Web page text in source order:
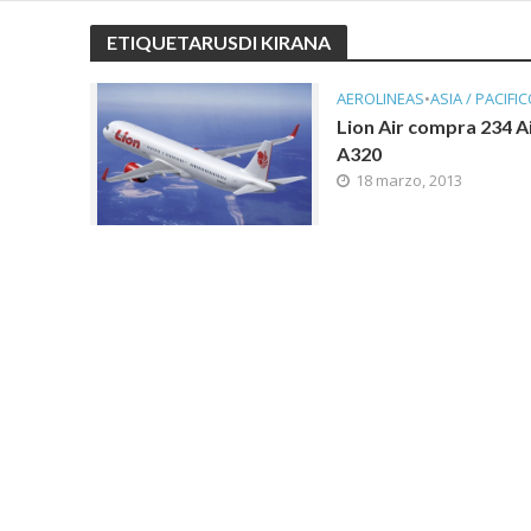
ETIQUETARUSDI KIRANA
AEROLINEAS•ASIA /
Lion Air compra 234
A320
18 marzo, 2013